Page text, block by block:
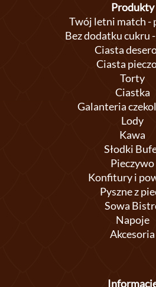
Produkty
Twój letni match -
Bez dodatku cukru
Ciasta
Ciasta
Torty
Ciastka
Galanteria
Lody
Kawa
Słodki
Pieczywo
Konfitury i
Pyszne z
Sowa
Napoje
Akcesoria